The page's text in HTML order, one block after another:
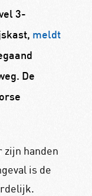
3-
meldt
De
zijn handen
is de